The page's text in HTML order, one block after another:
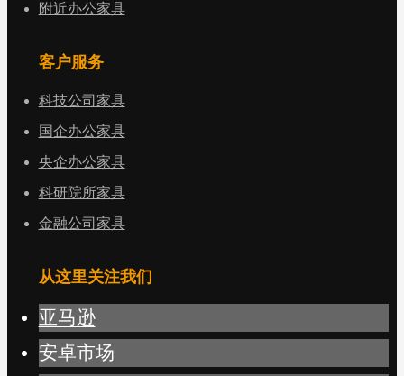
附近办公家具
客户服务
科技公司家具
国企办公家具
央企办公家具
科研院所家具
金融公司家具
从这里关注我们
亚马逊
安卓市场